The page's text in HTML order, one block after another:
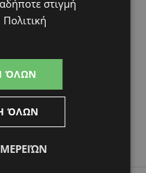
στιγμή
Πολιτική
ΌΛΩΝ
ΌΛΩΝ